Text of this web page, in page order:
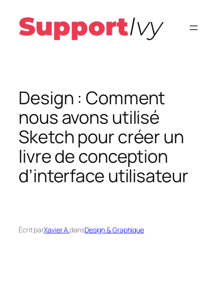
contenu
Design : Comment
nous avons utilisé
Sketch pour créer un
livre de conception
d’interface utilisateur
Écrit parXavier A.dansDesign & Graphique